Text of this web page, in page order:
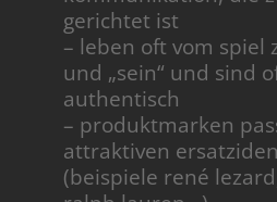
gerichtet ist
– leben oft vom spiel
und „sein“ und sind
authentisch
– produktmarken
attraktiven
(beispiele rené